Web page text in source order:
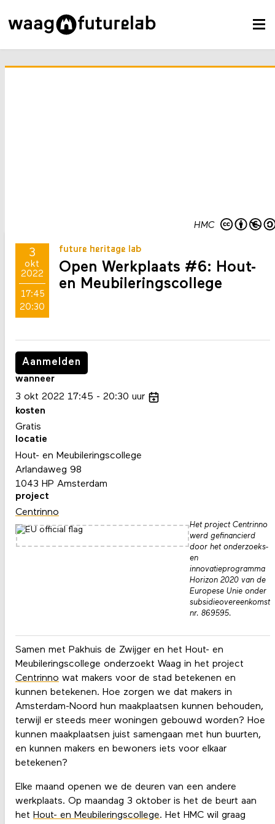
HMC
3
okt
2022
17:45
20:30
future heritage lab
Open Werkplaats #6: Hout-
en Meubileringscollege
Samen met Pakhuis de Zwijger en het Hout- en
Meubileringscollege onderzoekt Waag in het project
Centrinno wat makers voor de stad betekenen en
kunnen betekenen. Hoe zorgen we dat makers in
Amsterdam-Noord hun maakplaatsen kunnen behouden,
terwijl er steeds meer woningen gebouwd worden? Hoe
kunnen maakplaatsen juist samengaan met hun buurten,
en kunnen makers en bewoners iets voor elkaar
betekenen?
Elke maand openen we de deuren van een andere
werkplaats. Op maandag 3 oktober is het de beurt aan
het Hout- en Meubileringscollege. Het HMC wil graag
Aanmelden
wanneer
3 okt 2022 17:45 20:30 uur
kosten
Gratis
locatie
Hout- en Meubileringscollege
Arlandaweg 98
1043 HP Amsterdam
project
Centrinno
Het project Centrinno
werd gefinancierd
door het onderzoeks-
en
innovatieprogramma
Horizon 2020 van de
Europese Unie onder
subsidieovereenkomst
nr. 869595.